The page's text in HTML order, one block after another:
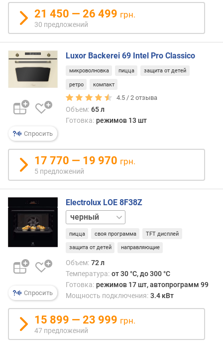
с
т
р
а
в
а
и
я
(
м
)
г
л
у
н
а
д
л
в
р
а
и
в
а
21 450 — 26 499 грн.
30 предложений
Спросить
Luxor Backerei 69 Intel Pro Classico
микроволновка пицца защита от детей
ретро компакт
4.5 /2 отзыва
Объем: 65 л
Готовка: режимов 13 шт
17 770 — 19 970 грн.
5 предложений
Спросить
Electrolux LOE 8F38Z
бежевый
белый
пицца своя программа TFT дисплей
защита от детей направляющие
Объем: 72 л
Температура: от 30 °C, до 300 °C
Готовка: режимов 17 шт, автопрограмм 99
Мощность подключения: 3.4 кВт
15 899 — 23 999 грн.
47 предложений